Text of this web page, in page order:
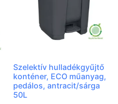
Szelektív hulladékgyűjtő
konténer, ECO műanyag,
pedálos, antracit/sárga
50L